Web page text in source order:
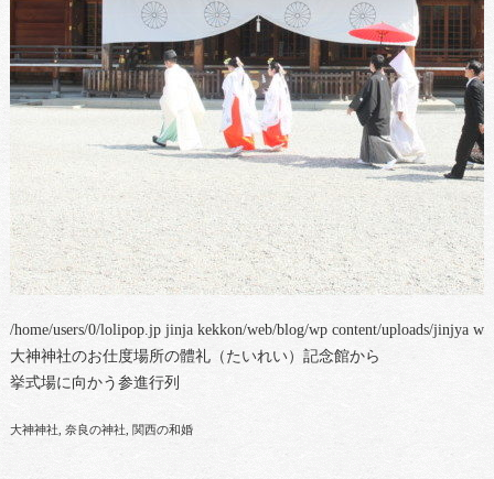
/home/users/0/lolipop.jp jinja kekkon/web/blog/wp content/uploads/jinjya
大神神社のお仕度場所の體礼（たいれい）記念館から
挙式場に向かう参進行列
大神神社 奈良の神社 関西の和婚